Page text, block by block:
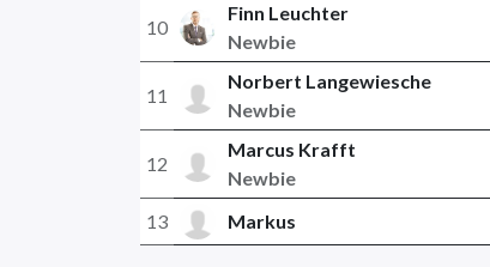
10
Finn Leuchter
Newbie
11
Norbert Langewiesche
Newbie
12
Marcus Krafft
Newbie
13 Markus